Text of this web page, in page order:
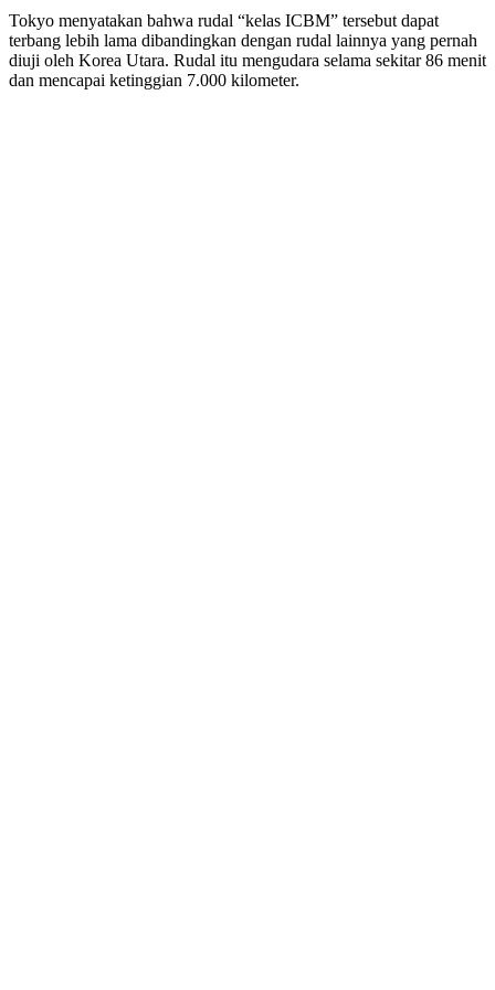
Tokyo menyatakan bahwa rudal “kelas ICBM” tersebut dapat
terbang lebih lama dibandingkan dengan rudal lainnya yang pernah
diuji oleh Korea Utara. Rudal itu mengudara selama sekitar 86 menit
dan mencapai ketinggian 7.000 kilometer.